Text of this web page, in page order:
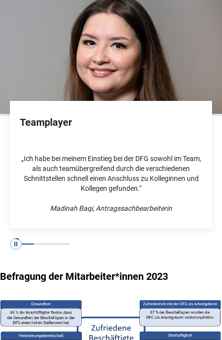
Folie 1 von 4
Folie 2 von 4
Folie 3 von 4
Folie 4 von 4
Teamplayer
„Ich habe bei meinem Einstieg bei der DFG sowohl im Team,
als auch teamübergreifend durch die verschiedenen
Schnittstellen schnell einen Anschluss zu Kolleginnen und
Kollegen gefunden.“
Madinah Baqi, Antragssachbearbeiterin
Befragung der Mitarbeiter*innen 2023